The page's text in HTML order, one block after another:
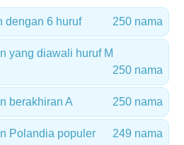
dengan 6 huruf 250 nama
yang diawali huruf M
250 nama
berakhiran A 250 nama
Polandia populer 249 nama